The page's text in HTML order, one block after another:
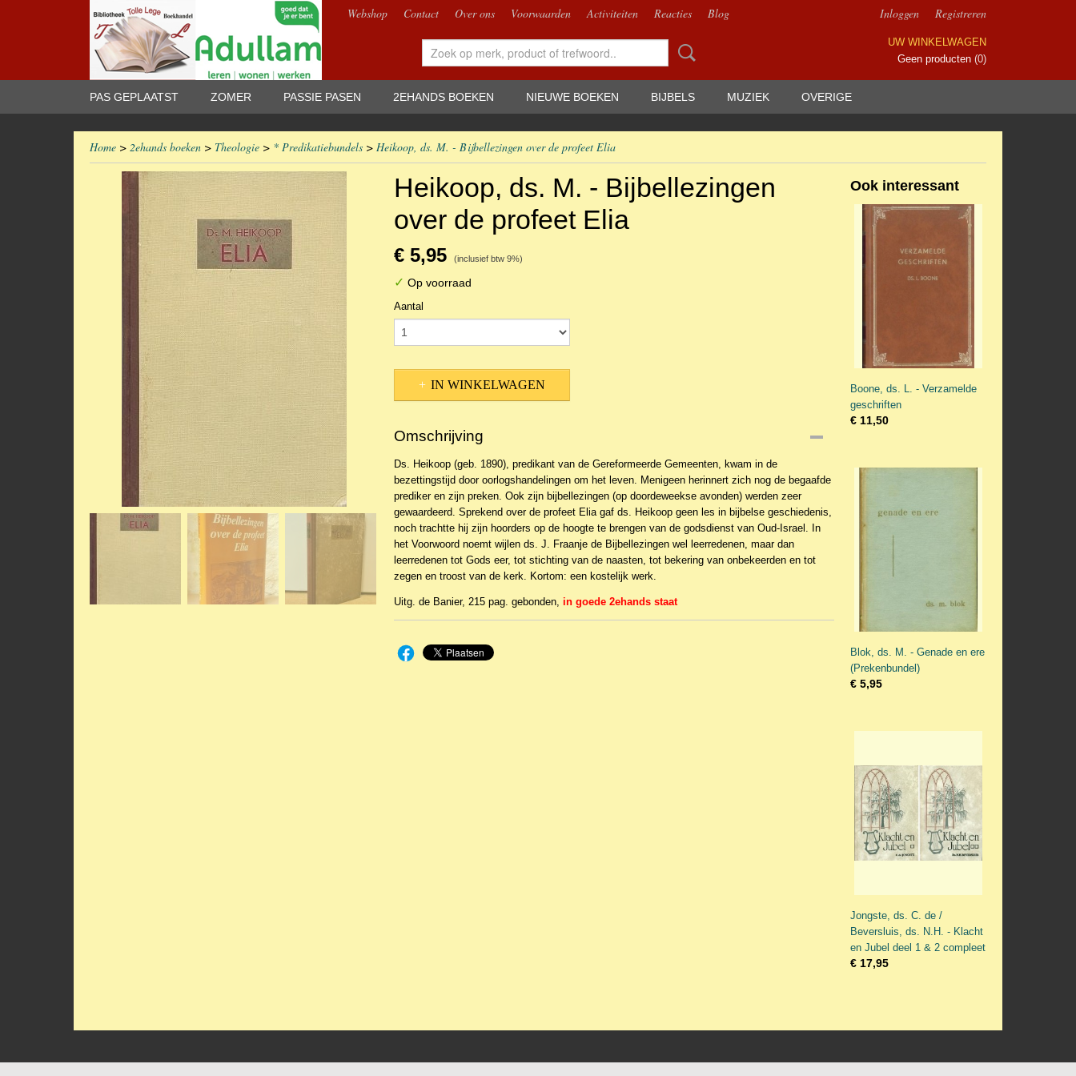
Webshop Contact Over ons Voorwaarden Activiteiten Reacties Blog Inloggen Registreren
UW WINKELWAGEN
Geen producten (0)
PAS GEPLAATST ZOMER PASSIE PASEN 2EHANDS BOEKEN NIEUWE BOEKEN BIJBELS MUZIEK OVERIGE
Home > 2ehands boeken > Theologie > * Predikatiebundels > Heikoop, ds. M. - Bijbellezingen over de profeet Elia
Heikoop, ds. M. - Bijbellezingen
over de profeet Elia
€ 5,95 (inclusief btw 9%)
✓ Op voorraad
Aantal
IN WINKELWAGEN
Omschrijving
Ds. Heikoop (geb. 1890), predikant van de Gereformeerde Gemeenten, kwam in de
bezettingstijd door oorlogshandelingen om het leven. Menigeen herinnert zich nog de begaafde
prediker en zijn preken. Ook zijn bijbellezingen (op doordeweekse avonden) werden zeer
gewaardeerd. Sprekend over de profeet Elia gaf ds. Heikoop geen les in bijbelse geschiedenis,
noch trachtte hij zijn hoorders op de hoogte te brengen van de godsdienst van Oud-Israel. In
het Voorwoord noemt wijlen ds. J. Fraanje de Bijbellezingen wel leerredenen, maar dan
leerredenen tot Gods eer, tot stichting van de naasten, tot bekering van onbekeerden en tot
zegen en troost van de kerk. Kortom: een kostelijk werk.
Uitg. de Banier, 215 pag. gebonden, in goede 2ehands staat
Ook interessant
Boone, ds. L. - Verzamelde
geschriften
€ 11,50
Blok, ds. M. - Genade en ere
(Prekenbundel)
€ 5,95
Jongste, ds. C. de /
Beversluis, ds. N.H. - Klacht
en Jubel deel 1 & 2 compleet
€ 17,95